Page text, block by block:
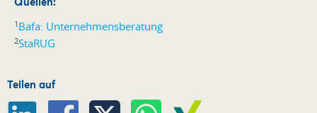
1 Bafa: Unternehmensberatung
2StaRUG
Teilen auf